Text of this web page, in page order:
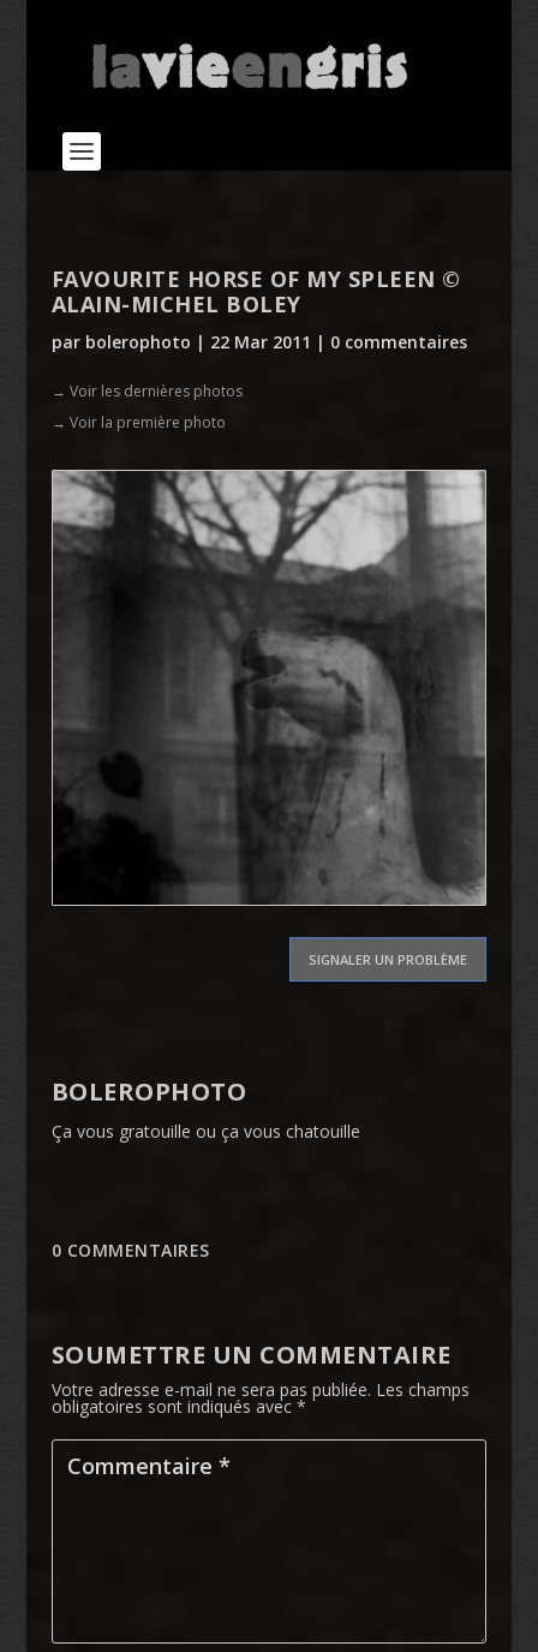
FAVOURITE HORSE OF MY SPLEEN ©
ALAIN-MICHEL BOLEY
par bolerophoto | 22 Mar 2011 | 0 commentaires
→ Voir les dernières photos
→ Voir la première photo
SIGNALER UN PROBLÈME
BOLEROPHOTO
Ça vous gratouille ou ça vous chatouille
0 COMMENTAIRES
SOUMETTRE UN COMMENTAIRE
Votre adresse e-mail ne sera pas publiée. Les champs
obligatoires sont indiqués avec *